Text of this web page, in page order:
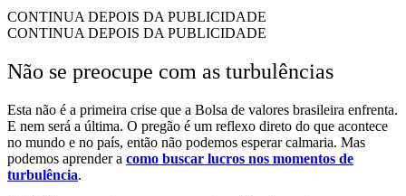
CONTINUA DEPOIS DA PUBLICIDADE
CONTINUA DEPOIS DA PUBLICIDADE
Não se preocupe com as turbulências
Esta não é a primeira crise que a Bolsa de valores brasileira enfrenta.
E nem será a última. O pregão é um reflexo direto do que acontece
no mundo e no país, então não podemos esperar calmaria. Mas
podemos aprender a como buscar lucros nos momentos de
turbulência.